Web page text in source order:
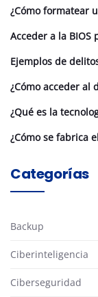
¿Cómo formatear
Acceder a la
Ejemplos de
¿Cómo acceder al
¿Qué es la
¿Cómo se fabrica
Categorías
Backup
Ciberinteligencia
Ciberseguridad